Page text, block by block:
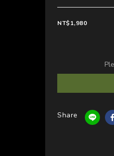
NT$1,980
Share